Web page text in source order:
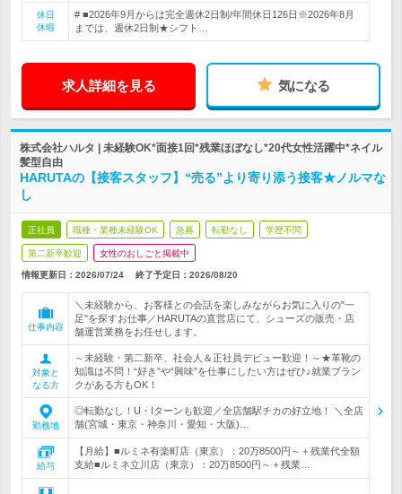
休日
休暇
# ■2026年9月からは完全週休2日制/年間休日126日※2026年8月
までは、週休2日制★シフト…
求人詳細を見る 気になる
株式会社ハルタ | 未経験OK*面接1回*残業ほぼなし*20代女性活躍中*ネイル
髪型自由
HARUTAの【接客スタッフ】“売る”より寄り添う接客★ノルマな
し
正社員 職種・業種未経験OK 急募 転勤なし 学歴不問
第二新卒歓迎 女性のおしごと掲載中
情報更新日：2026/07/24 終了予定日： 2026/08/20
仕事内容
＼未経験から、お客様との会話を楽しみながらお気に入りの"一
足"を探すお仕事／HARUTAの直営店にて、シューズの販売・店
舗運営業務をお任せします。
対象と
なる方
～未経験・第二新卒、社会人＆正社員デビュー歓迎！～★革靴の
知識は不問！“好き”や“興味”を仕事にしたい方はぜひ♪就業ブラン
クがある方もOK！
勤務地
◎転勤なし！U・Iターンも歓迎／全店舗駅チカの好立地！ ＼全店
舗(宮城・東京・神奈川・愛知・大阪)…
給与
【月給】■ルミネ有楽町店（東京）：20万8500円～＋残業代全額
支給■ルミネ立川店（東京）：20万8500円～＋残業…